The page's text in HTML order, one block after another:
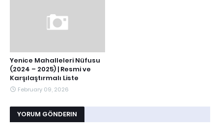
Yenice Mahalleleri Nüfusu
(2024 – 2025) | Resmi ve
Karşılaştırmalı Liste
February 09, 2026
YORUM GÖNDERIN